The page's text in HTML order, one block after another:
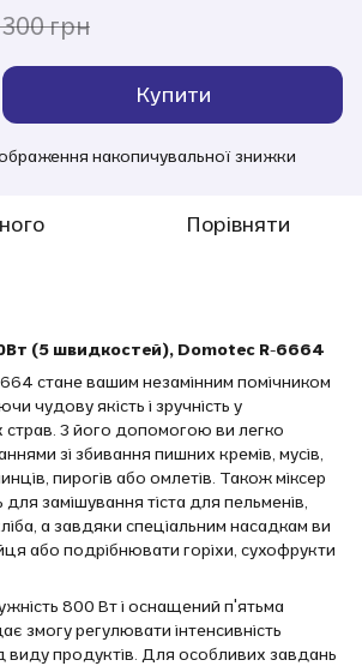
300 грн
Купити
накопичувальної знижки
Порівняти
(5 швидкостей), Domotec R-6664
стане вашим незамінним помічником
чудову якість і зручність у
страв. З його допомогою ви легко
зі збивання пишних кремів, мусів,
пирогів або омлетів. Також міксер
замішування тіста для пельменів,
а завдяки спеціальним насадкам ви
або подрібнювати горіхи, сухофрукти
800 Вт і оснащений п'ятьма
змогу регулювати інтенсивність
виду продуктів. Для особливих завдань